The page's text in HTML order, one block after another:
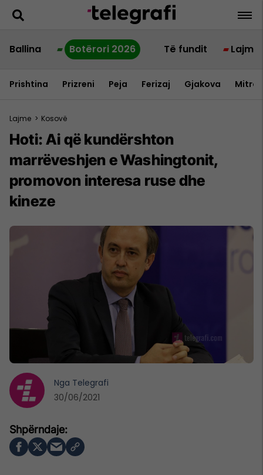
Ballina Botërori 2026 Të fundit Lajme
Prishtina Prizreni Peja Ferizaj Gjakova
Lajme > Kosovë
Hoti: Ai që kundërshton
marrëveshjen e Washingtonit,
promovon interesa ruse dhe
kineze
Nga Telegrafi
30/06/2021